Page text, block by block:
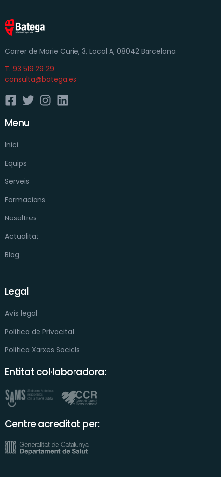
Carrer de Marie Curie, 3, Local A, 08042 Barcelona
T. 93 519 29 29
consulta@batega.es
Menu
Inici
Equips
Serveis
Formacions
Nosaltres
Actualitat
Blog
Legal
Avís legal
Politica de Privacitat
Politica Xarxes Socials
Entitat col·laboradora:
Centre acreditat per: